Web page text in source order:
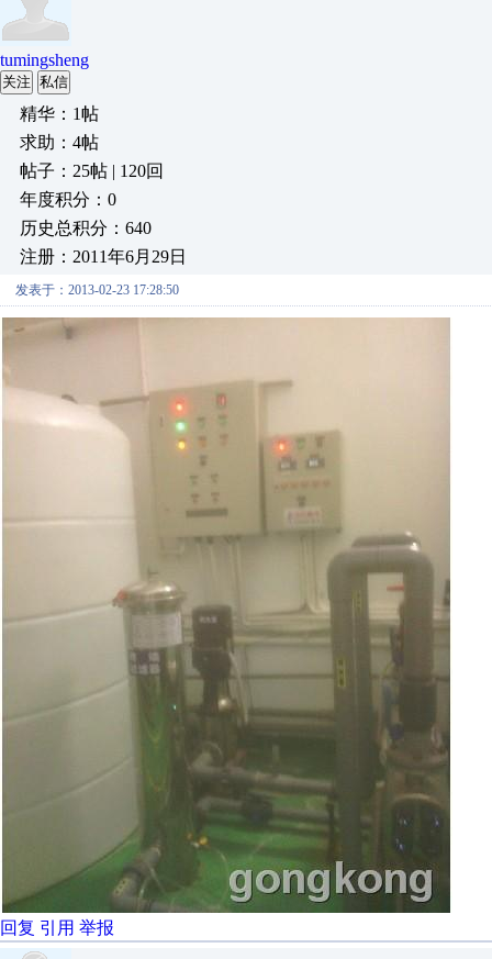
tumingsheng
关注 私信
精华：1帖
求助：4帖
帖子：25帖 | 120回
年度积分：0
历史总积分：640
注册：2011年6月29日
发表于：2013-02-23 17:28:50
回复 引用 举报